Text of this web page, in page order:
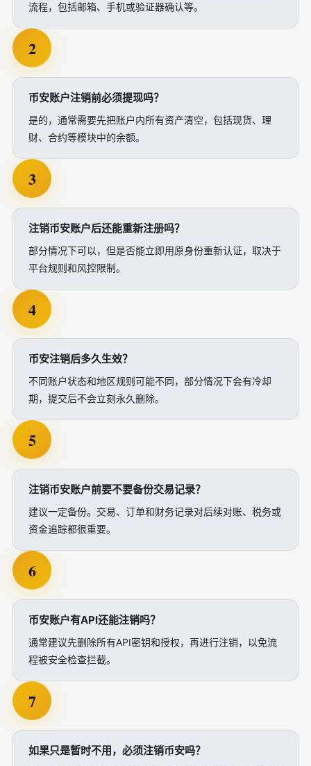
流程，包括邮箱、手机或验证器确认等。
2
币安账户注销前必须提现吗？
是的，通常需要先把账户内所有资产清空，包括现货、理
财、合约等模块中的余额。
3
注销币安账户后还能重新注册吗？
部分情况下可以，但是否能立即用原身份重新认证，取决于
平台规则和风控限制。
4
币安注销后多久生效？
不同账户状态和地区规则可能不同，部分情况下会有冷却
期，提交后不会立刻永久删除。
5
注销币安账户前要不要备份交易记录？
建议一定备份。交易、订单和财务记录对后续对账、税务或
资金追踪都很重要。
6
币安账户有API还能注销吗？
通常建议先删除所有API密钥和授权，再进行注销，以免流
程被安全检查拦截。
7
如果只是暂时不用，必须注销币安吗？